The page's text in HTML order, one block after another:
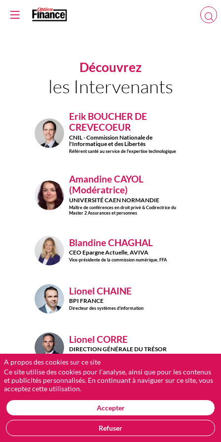
Découvrez
les Intervenants
EBDC
Erik BOUCHER DE
CREVECOEUR
CNIL - Commission Nationale de
l'Informatique et des Libertés
Référent santé au service de l'expertise technologique
AC(
AmandineCAYOL
(Modératrice)
UNIVERSITÉ CAEN NORMANDIE
Maître de conférences en droit privé & Codirectrice du
Master 2 Assurances et personnes
BC
BlandineCHAGHAL
CEO Epargne Actuelle, AVIVA
Vice-présidente de la commission numérique, FFA
LC
Lionel CHAINE
BPI FRANCE
Directeur des systèmes d’information
LC
Lionel CORRE
DIRECTION GÉNÉRALE DU TRÉSOR
PC
PhilippeCOTELLE
Head of Cyber Insurance Management, AIRBUS DEFENCE
& SPACE
A propos des cookies sur ce site
Ce site utilise des cookies pour l'analyse, ainsi que pour les contenus
et publicités personnalisés. En continuant à naviguer sur ce site, vous
acceptez cette utilisation.
Accepter
Refuser